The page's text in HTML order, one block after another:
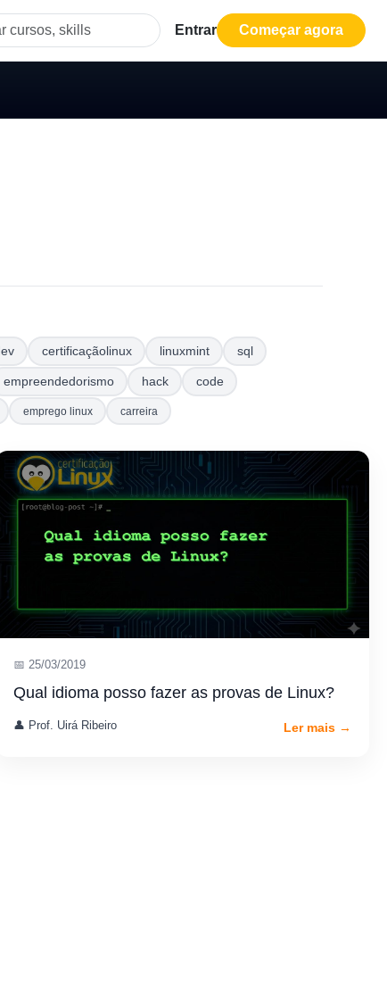
Entrar Começar agora
certificaçãolinux linuxmint sql
empreendedorismo hack code
emprego linux carreira
📅 25/03/2019
Qual idioma posso fazer as provas de Linux?
👤 Prof. Uirá Ribeiro Ler mais →